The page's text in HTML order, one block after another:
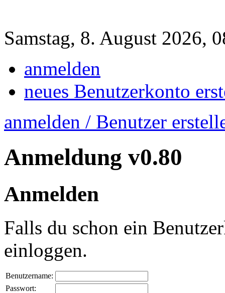
Samstag, 8. August 2026,
anmelden
neues Benutzerkonto
anmelden / Benutzer
Anmeldung v0.80
Anmelden
Falls du schon ein
einloggen.
Benutzername:
Passwort: